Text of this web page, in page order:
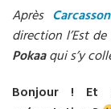
Après
direction l’Est
Pokaaqui s’y
Bonjour ! Et